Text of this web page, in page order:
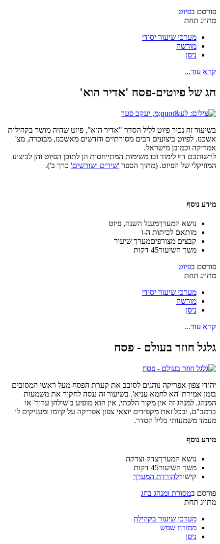
פורסם בפיוט
מתויג תחת
מערכי שיעור יסודי
מורשה
ניסן
קרא עוד...
חג של פיוטים-פסח 'אדיר הוא'
בשיעור זה נכיר פיוט לליל הסדר "אדיר הוא", פיוט שהיה מושר בקהילות
אשכנז. לפיוט ביצועים רבים מסורתיים וחדשים מאשכנז, מבוכרה, מצ'
אמריקה וכמובן מישראל.
לרשותכם דף לימוד ובו משימות המתייחסות הן לתוכן הפיוט והן לביצוע
המוזיקלי של הפיוט. (מתוך הספר 'שירים ושורשים' כרך ב').
מידע נוסף
נושא המערךמעגל השנה, פיוט
מותאם לכיתות ה-ו
קבצים מצורפיםמערך שיעור
משך השיעור45 דקות
פורסם בפיוט
מתויג תחת
מערכי שיעור יסודי
מורשה
ניסן
קרא עוד...
גלגל חוזר בעולם - פסח
יהודי צפון אפריקה נוהגים לסובב את קערת הפסח מעל ראשי המסובים
בזמן אמירת 'הא לחמא עניא'. בשיעור זה ננסה לחקור את משמעות
המנהג. למנהג זה אין מקור הלכתי, אין הוא מופיע ב'שולחן ערוך' או
ברמב"ם, ובכל זאת מקפידים יוצאי צפון אפריקה על קיומו ומעניקים לו
מעמד משמעותי בליל הסדר.
מידע נוסף
נושא המערךצדק וצדקה
משך השיעור45 דקות
קישורלהורדת המערך
פורסם במסורת ומנהג בחג
מתויג תחת
מערכי שיעור בקהילה
ממזרח שמש
ניסן